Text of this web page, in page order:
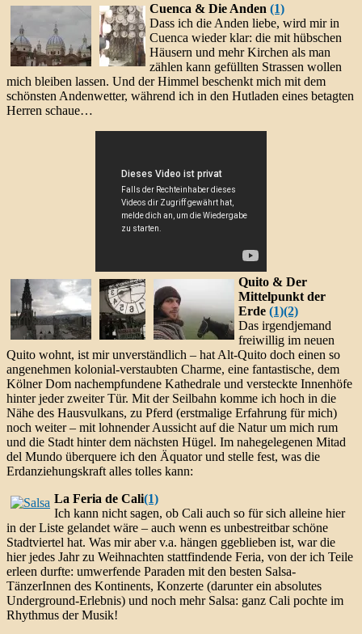
Cuenca & Die Anden (1)
Dass ich die Anden liebe, wird mir in
Cuenca wieder klar: die mit hübschen
Häusern und mehr Kirchen als man
zählen kann gefüllten Strassen wollen
mich bleiben lassen. Und der Himmel beschenkt mich mit dem
schönsten Andenwetter, während ich in den Hutladen eines betagten
Herren schaue…
Quito & Der
Mittelpunkt der
Erde (1)(2)
Das irgendjemand
freiwillig im neuen
Quito wohnt, ist mir unverständlich – hat Alt-Quito doch einen so
angenehmen kolonial-verstaubten Charme, eine fantastische, dem
Kölner Dom nachempfundene Kathedrale und versteckte Innenhöfe
hinter jeder zweiter Tür. Mit der Seilbahn komme ich hoch in die
Nähe des Hausvulkans, zu Pferd (erstmalige Erfahrung für mich)
noch weiter – mit lohnender Aussicht auf die Natur um mich rum
und die Stadt hinter dem nächsten Hügel. Im nahegelegenen Mitad
del Mundo überquere ich den Äquator und stelle fest, was die
Erdanziehungskraft alles tolles kann:
La Feria de Cali(1)
Ich kann nicht sagen, ob Cali auch so für sich alleine hier
in der Liste gelandet wäre – auch wenn es unbestreitbar schöne
Stadtviertel hat. Was mir aber v.a. hängen ggeblieben ist, war die
hier jedes Jahr zu Weihnachten stattfindende Feria, von der ich Teile
erleen durfte: umwerfende Paraden mit den besten Salsa-
TänzerInnen des Kontinents, Konzerte (darunter ein absolutes
Underground-Erlebnis) und noch mehr Salsa: ganz Cali pochte im
Rhythmus der Musik!